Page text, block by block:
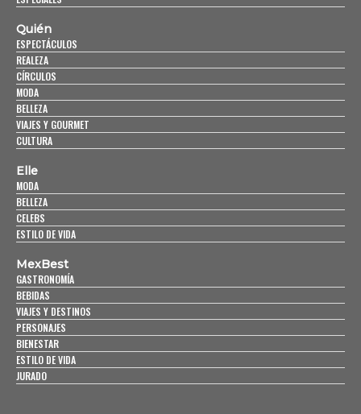
Quién
ESPECTÁCULOS
REALEZA
CÍRCULOS
MODA
BELLEZA
VIAJES Y GOURMET
CULTURA
Elle
MODA
BELLEZA
CELEBS
ESTILO DE VIDA
MexBest
GASTRONOMÍA
BEBIDAS
VIAJES Y DESTINOS
PERSONAJES
BIENESTAR
ESTILO DE VIDA
JURADO